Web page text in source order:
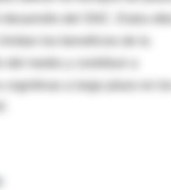
cognitivas a largo plazo en los